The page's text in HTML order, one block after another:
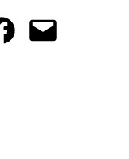
on Facebook
Email this Page